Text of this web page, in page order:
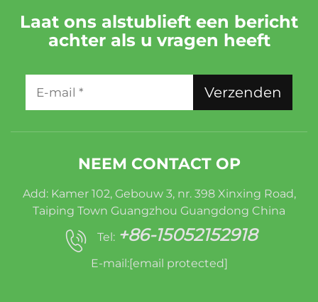
Laat ons alstublieft een bericht
achter als u vragen heeft
Verzenden
NEEM CONTACT OP
Add: Kamer 102, Gebouw 3, nr. 398 Xinxing Road,
Taiping Town Guangzhou Guangdong China
Tel: +86-15052152918
E-mail:[email protected]